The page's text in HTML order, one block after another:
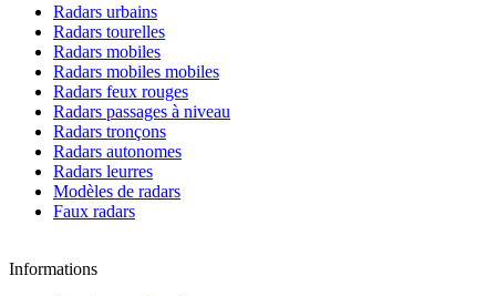
Radars urbains
Radars tourelles
Radars mobiles
Radars mobiles mobiles
Radars feux rouges
Radars passages à niveau
Radars tronçons
Radars autonomes
Radars leurres
Modèles de radars
Faux radars
Informations